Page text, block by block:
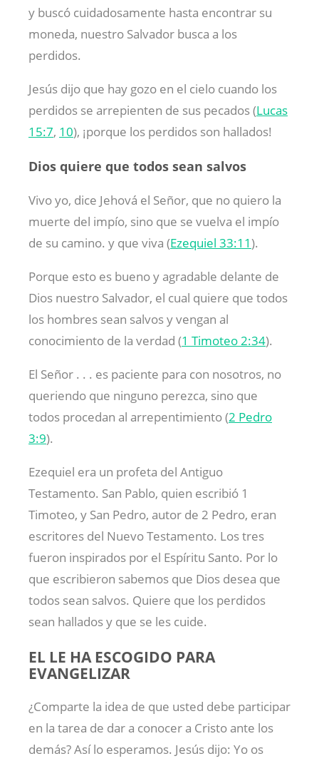
y buscó cuidadosamente hasta encontrar su
moneda, nuestro Salvador busca a los
perdidos.
Jesús dijo que hay gozo en el cielo cuando los
perdidos se arrepienten de sus pecados (Lucas
15:7, 10), ¡porque los perdidos son hallados!
Dios quiere que todos sean salvos
Vivo yo, dice Jehová el Señor, que no quiero la
muerte del impío, sino que se vuelva el impío
de su camino. y que viva (Ezequiel 33:11).
Porque esto es bueno y agradable delante de
Dios nuestro Salvador, el cual quiere que todos
los hombres sean salvos y vengan al
conocimiento de la verdad (1 Timoteo 2:34).
El Señor . . . es paciente para con nosotros, no
queriendo que ninguno perezca, sino que
todos procedan al arrepentimiento (2 Pedro
3:9).
Ezequiel era un profeta del Antiguo
Testamento. San Pablo, quien escribió 1
Timoteo, y San Pedro, autor de 2 Pedro, eran
escritores del Nuevo Testamento. Los tres
fueron inspirados por el Espíritu Santo. Por lo
que escribieron sabemos que Dios desea que
todos sean salvos. Quiere que los perdidos
sean hallados y que se les cuide.
EL LE HA ESCOGIDO PARA
EVANGELIZAR
¿Comparte la idea de que usted debe participar
en la tarea de dar a conocer a Cristo ante los
demás? Así lo esperamos. Jesús dijo: Yo os